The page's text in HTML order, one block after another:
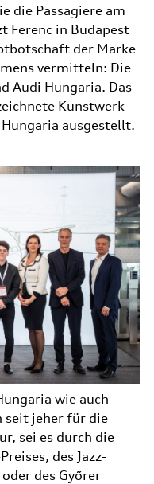
die Passagiere am
Ferenc in Budapest
der Marke
vermitteln: Die
Audi Hungaria. Das
Kunstwerk
ausgestellt.
wie auch
seit jeher für die
sei es durch die
des Jazz-
des Győrer